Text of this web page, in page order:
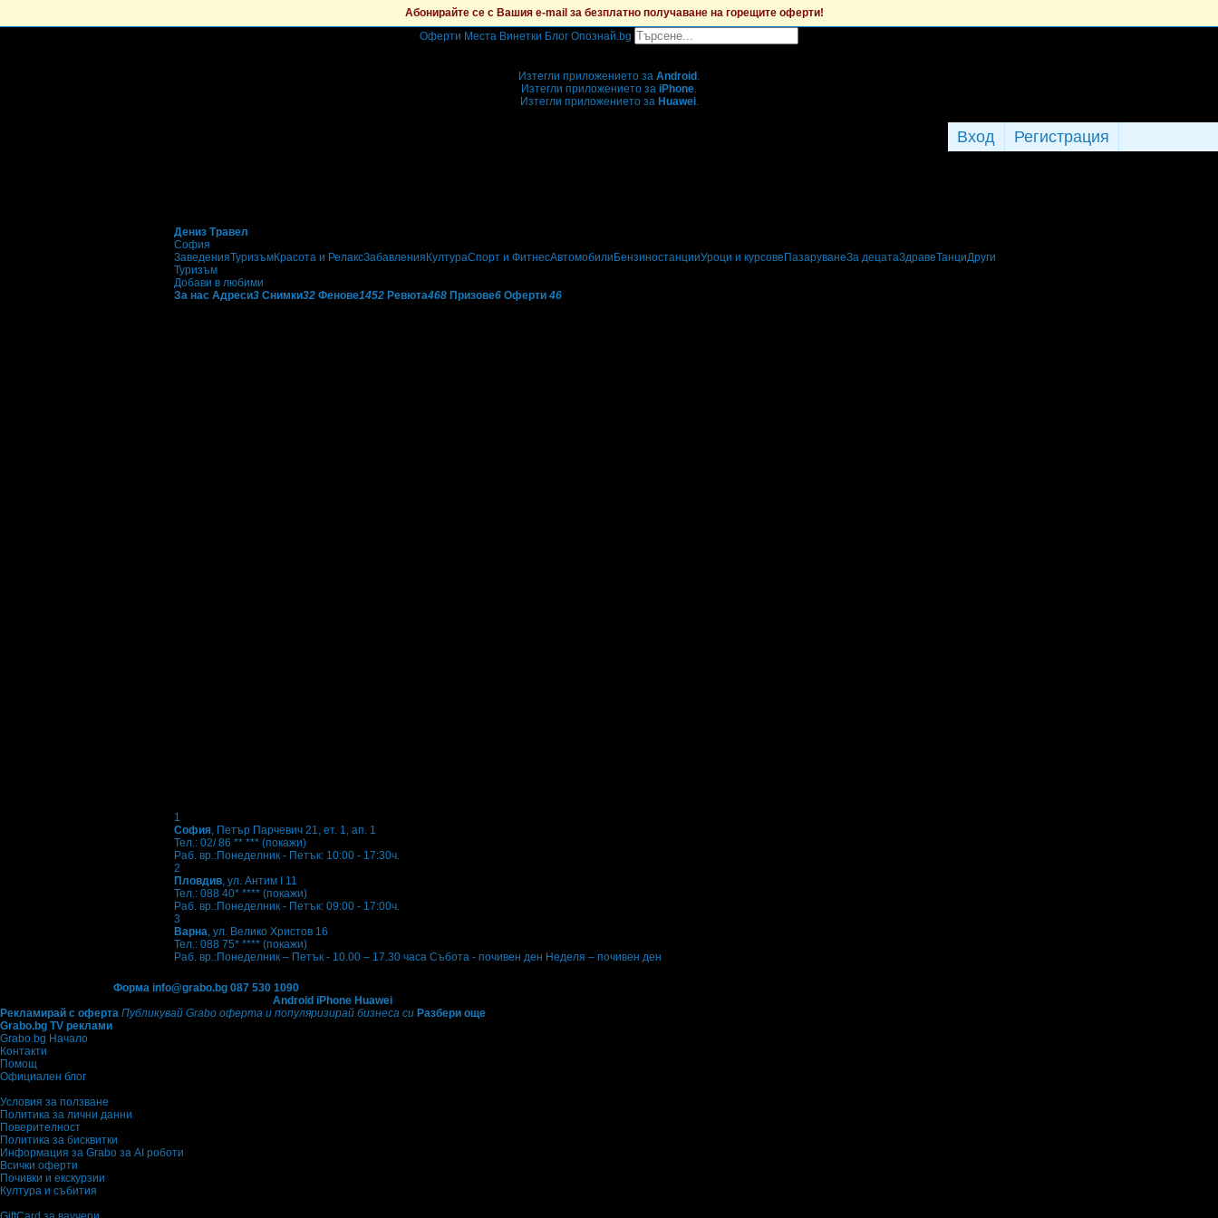
Абонирайте се с Вашия e-mail за безплатно получаване на горещите оферти!
Оферти Места Винетки Блог Опознай.bg
Изтегли приложението за Android .
Изтегли приложението за iPhone.
Изтегли приложението за Huawei.
Регистрация
Вход
Дениз Травел
София
ЗаведенияТуризъмКрасота и РелаксЗабавления КултураСпорт и ФитнесАвтомобили БензиностанцииУроци и курсове ПазаруванеЗа децатаЗдравеТанциДруги
Туризъм
Добави в любими
За нас Адреси3 Снимки32 Фенове1452 Ревюта468 Призове6 Оферти 46
1
София, Петър Парчевич 21, ет. 1, ап. 1
Тел.: 02/ 86 ** *** (покажи)
Раб. вр.:Понеделник - Петък: 10:00 - 17:30ч.
2
Пловдив, ул. Антим I 11
Тел.: 088 40* **** (покажи)
Раб. вр.:Понеделник - Петък: 09:00 - 17:00ч.
3
Варна, ул. Велико Христов 16
Тел.: 088 75* **** (покажи)
Раб. вр.:Понеделник – Петък - 10.00 – 17.30 часа Събота - почивен ден Неделя – почивен ден
Форма info@grabo.bg 087 530 1090
Android iPhone Huawei
Рекламирай с оферта Публикувай Grabo оферта и популяризирай бизнеса си Разбери още
Grabo.bg TV реклами
Grabo.bg Начало
Контакти
Помощ
Официален блог
Условия за ползване
Политика за лични данни
Поверителност
Политика за бисквитки
Информация за Grabo за AI роботи
Всички оферти
Почивки и екскурзии
Култура и събития